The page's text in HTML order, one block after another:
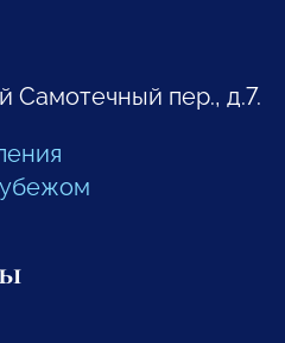
Самотечный пер., д.7.